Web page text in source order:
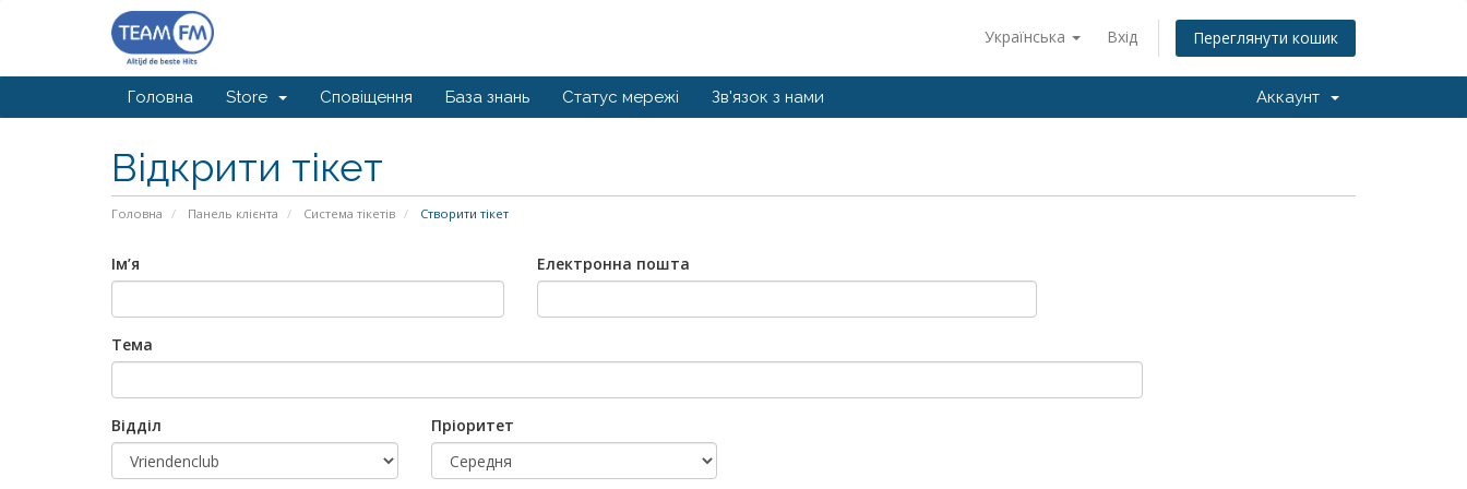
Українська Вхід Переглянути кошик
Головна Store Сповіщення База знань Статус мережі Зв'язок з нами Аккаунт
Відкрити тікет
Головна Панель клієнта Система тікетів Створити тікет
Ім’я Електронна пошта
Тема
Відділ Пріоритет